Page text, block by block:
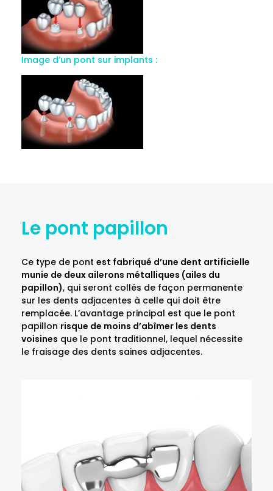
Image d’un pont sur implants :
Le pont papillon
Ce type de pont est fabriqué d’une dent artificielle
munie de deux ailerons métalliques (ailes du
papillon), qui seront collés de façon permanente
sur les dents adjacentes à celle qui doit être
remplacée. L’avantage principal est que le pont
papillon risque de moins d’abîmer les dents
voisines que le pont traditionnel, lequel nécessite
le fraisage des dents saines adjacentes.